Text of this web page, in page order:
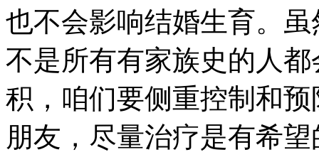
也不会影响结婚生育。
不是所有有家族史的人
积，咱们要侧重控制和
朋友，尽量治疗是有希